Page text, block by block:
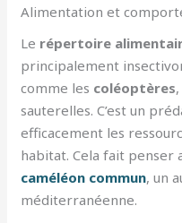
Alimentation et
Le répertoire
principalement
comme les coléoptères
sauterelles. C’est un
efficacement les
habitat. Cela fait penser
caméléon commun, un
méditerranéenne.